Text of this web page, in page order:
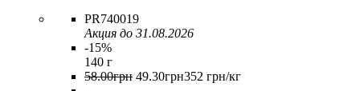
PR740019
Акция до 31.08.2026
-15%
140 г
58.00грн 49.30грн352 грн/кг